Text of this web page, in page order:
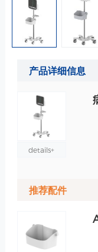
产品详细信息
details+
推荐配件